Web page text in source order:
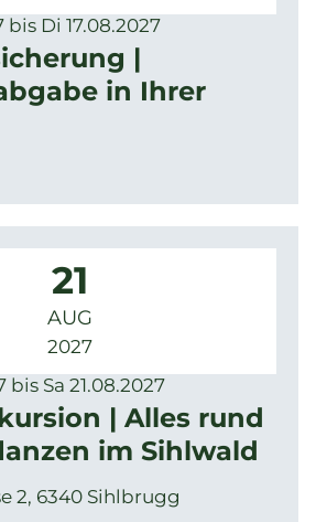
bis Di 17.08.2027
|
in Ihrer
21
AUG
2027
bis Sa 21.08.2027
| Alles rund
im Sihlwald
2, 6340 Sihlbrugg